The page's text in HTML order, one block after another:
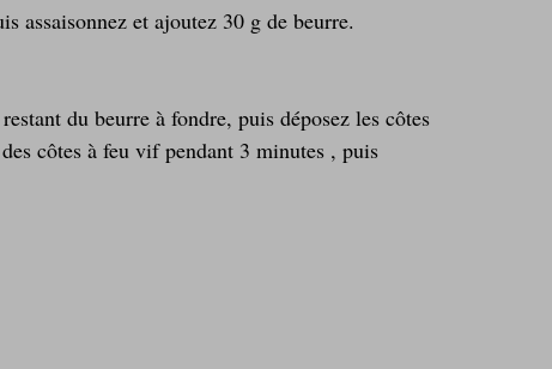
assaisonnez et ajoutez 30 g de beurre.
du beurre à fondre, puis déposez les côtes
côtes à feu vif pendant 3 minutes , puis